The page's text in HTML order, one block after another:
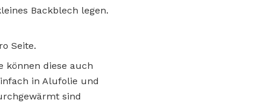
Backblech legen.
Seite.
können diese auch
in Alufolie und
sind